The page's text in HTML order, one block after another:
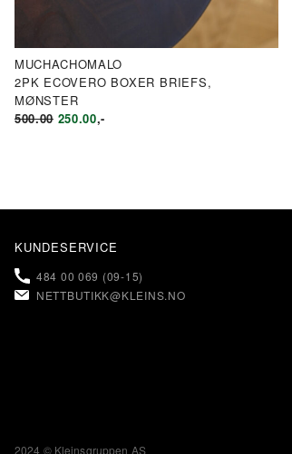
MUCHACHOMALO
2PK ECOVERO BOXER BRIEFS,
MØNSTER
500.00 OPPRINNELIG
250.00NÅVÆRENDE
,-
KUNDESERVICE
484 00 069 (09-15)
NETTBUTIKK@KLEINS.NO
2024 © Kleinsgruppen AS